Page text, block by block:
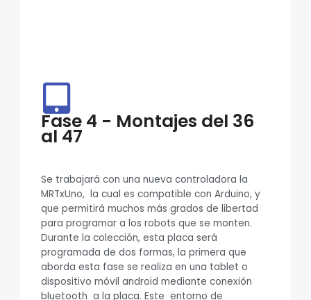
Fase 4 - Montajes del 36
al 47
Se trabajará con una nueva controladora la
MRTxUno, la cual es compatible con Arduino, y
que permitirá muchos más grados de libertad
para programar a los robots que se monten.
Durante la colección, esta placa será
programada de dos formas, la primera que
aborda esta fase se realiza en una tablet o
dispositivo móvil android mediante conexión
bluetooth a la placa. Este entorno de